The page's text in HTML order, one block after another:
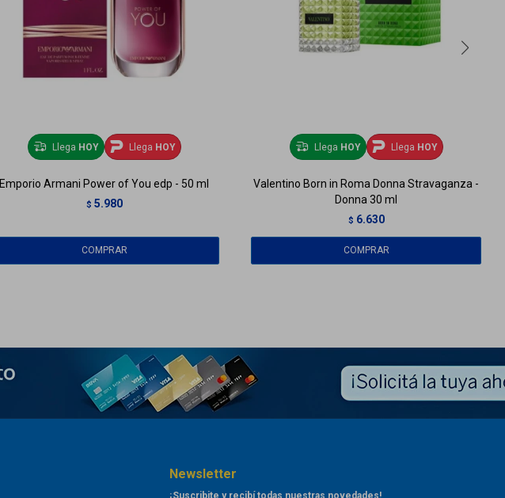
Llega HOY Llega HOY
Emporio Armani Power of You edp - 50 ml
$ 5.980
Llega HOY Llega HOY
Valentino Born in Roma Donna Stravaganza -
Donna 30 ml
$ 6.630
Newsletter
¡Suscribite y recibí todas nuestras novedades!